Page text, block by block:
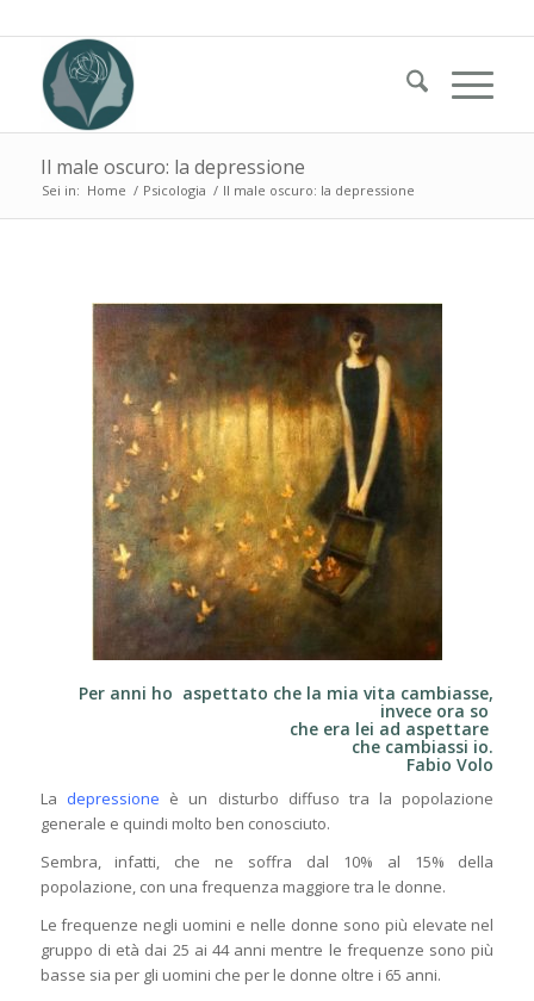
Il male oscuro: la depressione
Sei in: Home / Psicologia / Il male oscuro: la depressione
Per anni ho aspettato che la mia vita cambiasse,
invece ora so
che era lei ad aspettare
che cambiassi io.
Fabio Volo
La depressione è un disturbo diffuso tra la popolazione
generale e quindi molto ben conosciuto.
Sembra, infatti, che ne soffra dal 10% al 15% della
popolazione, con una frequenza maggiore tra le donne.
Le frequenze negli uomini e nelle donne sono più elevate nel
gruppo di età dai 25 ai 44 anni mentre le frequenze sono più
basse sia per gli uomini che per le donne oltre i 65 anni.